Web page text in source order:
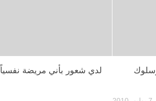
لدي شعور بأني مريضة نفسياً